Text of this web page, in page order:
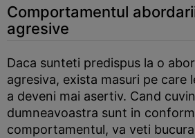
Comportamentul
agresive
Daca sunteti predispus la o
agresiva, exista masuri pe care
a deveni mai asertiv. Cand
dumneavoastra sunt in
comportamentul, va veti